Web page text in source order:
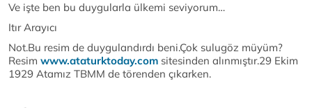
Ve işte ben bu duygularla ülkemi seviyorum…
Itır Arayıcı
Not.Bu resim de duygulandırdı beni.Çok sulugöz müyüm?
Resim www.ataturktoday.com sitesinden alınmıştır.29 Ekim
1929 Atamız TBMM de törenden çıkarken.